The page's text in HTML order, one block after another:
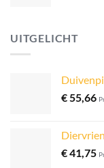
UITGELICHT
€55,66
€41,75